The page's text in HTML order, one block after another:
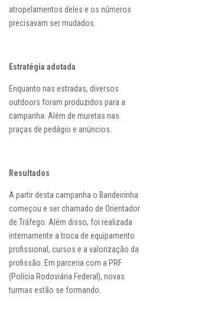
atropelamentos deles e os números
precisavam ser mudados.
Estratégia adotada
Enquanto nas estradas, diversos
outdoors foram produzidos para a
campanha. Além de muretas nas
praças de pedágio e anúncios.
Resultados
A partir desta campanha o Bandeirinha
começou e ser chamado de Orientador
de Tráfego. Além disso, foi realizada
internamente a troca de equipamento
profissional, cursos e a valorização da
profissão. Em parceria com a PRF
(Polícia Rodoviária Federal), novas
turmas estão se formando.